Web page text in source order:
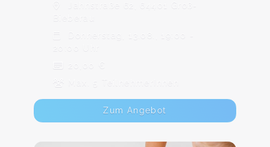
Jahnstraße 62, 64401 Groß-
Donnerstag, 13.08., 19:00 -
20:00 Uhr
20,00 €
Max. 5 TeilnehmerInnen
Zum Angebot